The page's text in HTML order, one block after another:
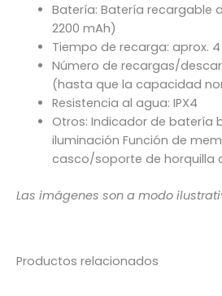
Batería: Batería recargable
2200 mAh)
Tiempo de recarga: aprox. 4
Número de recargas/
(hasta que la capacidad
Resistencia al agua: IPX4
Otros: Indicador de batería
iluminación Función de
casco/soporte de horquilla
Las imágenes son a modo
Productos relacionados